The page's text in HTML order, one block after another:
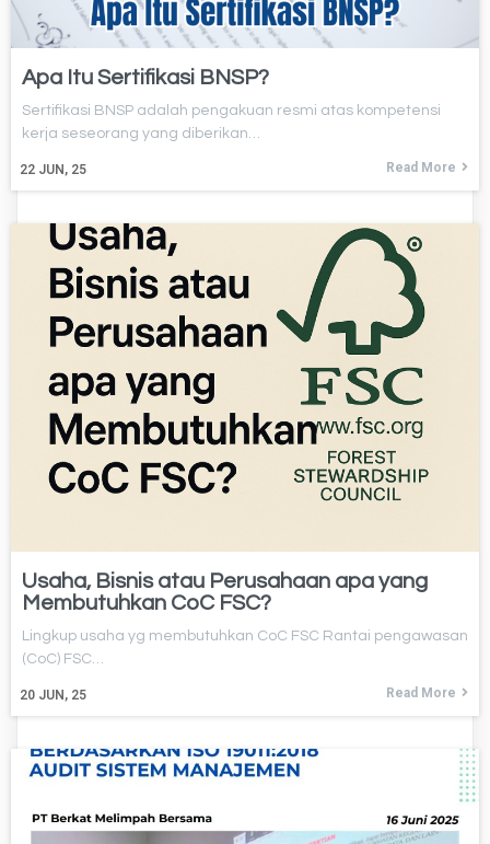
Apa Itu Sertifikasi BNSP?
22 JUN, 25
Sertifikasi BNSP adalah pengakuan resmi atas kompetensi
kerja seseorang yang diberikan…
Read More
Usaha, Bisnis atau Perusahaan apa yang
Membutuhkan CoC FSC?
20 JUN, 25
Lingkup usaha yg membutuhkan CoC FSC Rantai pengawasan
(CoC) FSC…
Read More